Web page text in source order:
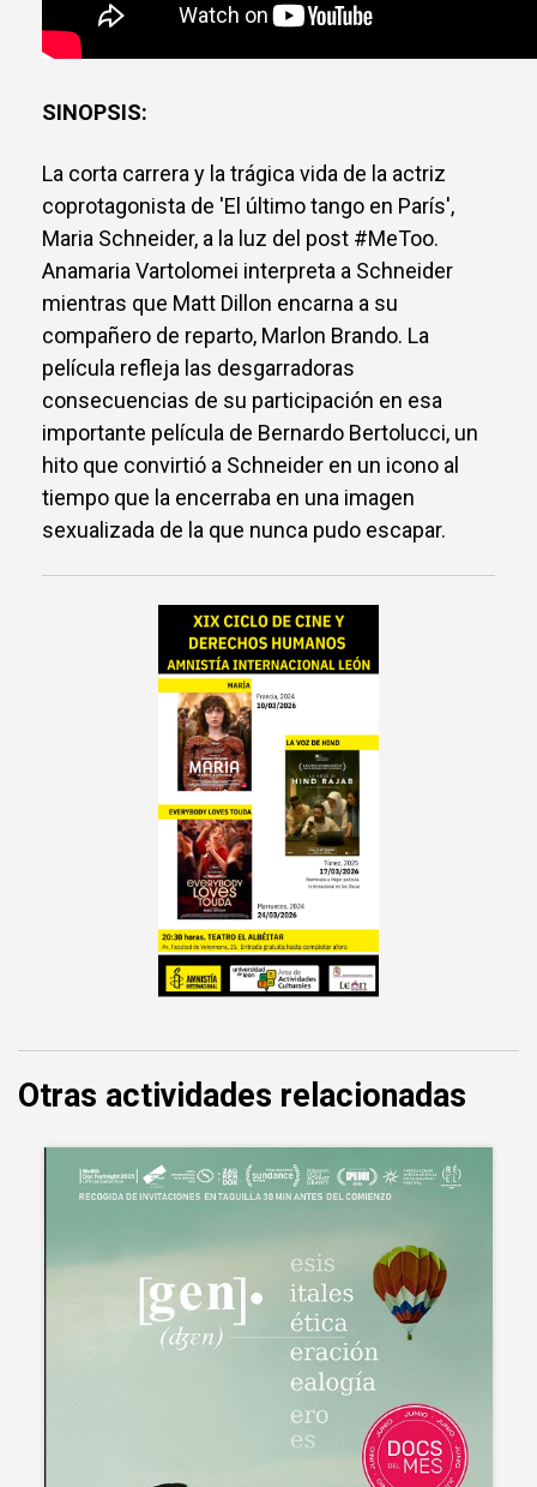
SINOPSIS:
La corta carrera y la trágica vida de la actriz
coprotagonista de 'El último tango en París',
Maria Schneider, a la luz del post #MeToo.
Anamaria Vartolomei interpreta a Schneider
mientras que Matt Dillon encarna a su
compañero de reparto, Marlon Brando. La
película refleja las desgarradoras
consecuencias de su participación en esa
importante película de Bernardo Bertolucci, un
hito que convirtió a Schneider en un icono al
tiempo que la encerraba en una imagen
sexualizada de la que nunca pudo escapar.
Otras actividades relacionadas